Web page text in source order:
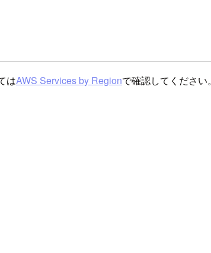
はAWS Services by Regionで確認してください。